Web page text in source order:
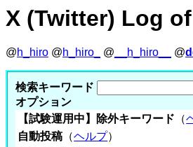
X (Twitter) Log
@h_hiro @h_hiro_ @ __h_hiro__ @
検索キーワード
オプション
【試験運用中】除外キーワード （
自動投稿 （ヘルプ）